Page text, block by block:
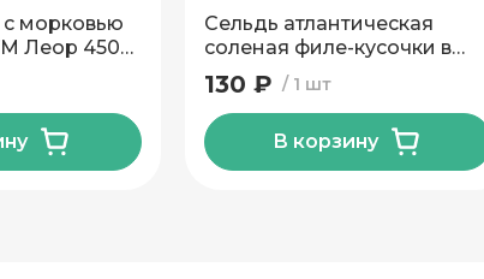
с морковью
Леор 450
Сельдь атлантическая
соленая филе-кусочки в
масле ТМ Леор 180 гр
1 шт
130 ₽
В корзину